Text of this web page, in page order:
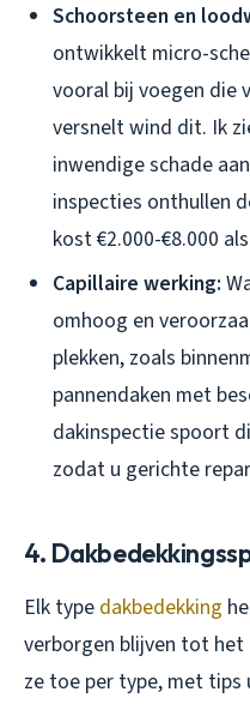
Schoorsteen en
ontwikkelt micro-
vooral bij voegen die
versnelt wind dit. Ik
inwendige schade
inspecties onthullen
kost €2.000-€8.000
Capillaire werking:
omhoog en
plekken, zoals
pannendaken met
dakinspectie spoort
zodat u gerichte
4.
Elk type dakbedekking
verborgen blijven tot
ze toe per type, met